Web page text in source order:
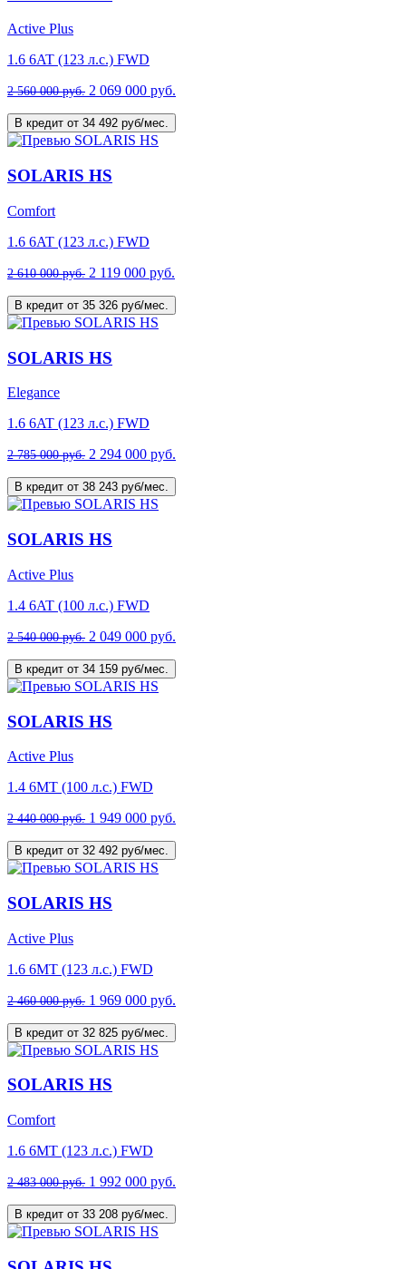
Active Plus
1.6 6AT (123 л.с.) FWD
2 560 000 руб. 2 069 000 руб.
В кредит от 34 492 руб/мес.
SOLARIS HS
Comfort
1.6 6AT (123 л.с.) FWD
2 610 000 руб. 2 119 000 руб.
В кредит от 35 326 руб/мес.
SOLARIS HS
Elegance
1.6 6AT (123 л.с.) FWD
2 785 000 руб. 2 294 000 руб.
В кредит от 38 243 руб/мес.
SOLARIS HS
Active Plus
1.4 6AT (100 л.с.) FWD
2 540 000 руб. 2 049 000 руб.
В кредит от 34 159 руб/мес.
SOLARIS HS
Active Plus
1.4 6MT (100 л.с.) FWD
2 440 000 руб. 1 949 000 руб.
В кредит от 32 492 руб/мес.
SOLARIS HS
Active Plus
1.6 6MT (123 л.с.) FWD
2 460 000 руб. 1 969 000 руб.
В кредит от 32 825 руб/мес.
SOLARIS HS
Comfort
1.6 6MT (123 л.с.) FWD
2 483 000 руб. 1 992 000 руб.
В кредит от 33 208 руб/мес.